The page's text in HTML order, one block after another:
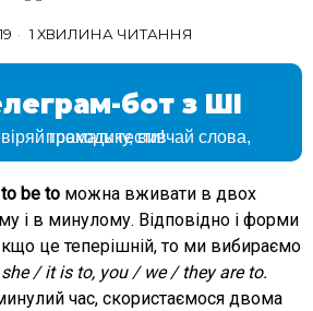
1 ХВИЛИНА ЧИТАННЯ
бот з ШІ
Перевіряй граматику, вивчай слова, проходь тести!
to be to можна вживати в двох
і в минулому. Відповідно і форми
це теперішній, то ми вибираємо
/ it is to, you / we / they are to.
час, скористаємося двома